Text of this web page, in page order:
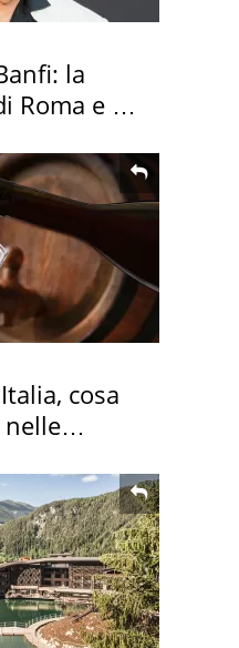
la
Roma e i
cosa
nelle